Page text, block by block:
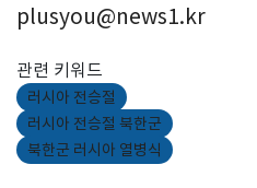
plusyou@news1.kr
관련 키워드
러시아 전승절
러시아 전승절 북한군
북한군 러시아 열병식